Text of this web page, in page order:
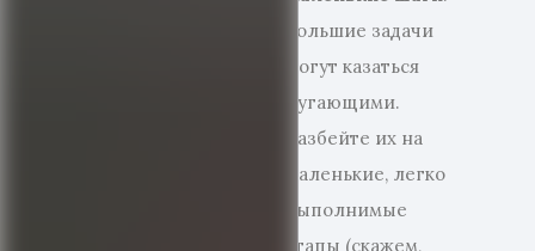
Большие задачи
могут казаться
пугающими.
Разбейте их на
маленькие, легко
выполнимые
этапы (скажем,